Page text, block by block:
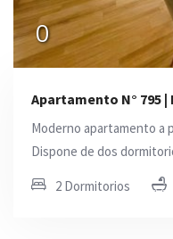
0
Apartamento N° 795 |
Moderno apartamento a
Dispone de dos
2 Dormitorios